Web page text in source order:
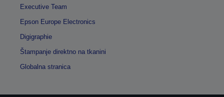
Executive Team
Epson Europe Electronics
Digigraphie
Štampanje direktno na tkanini
Globalna stranica